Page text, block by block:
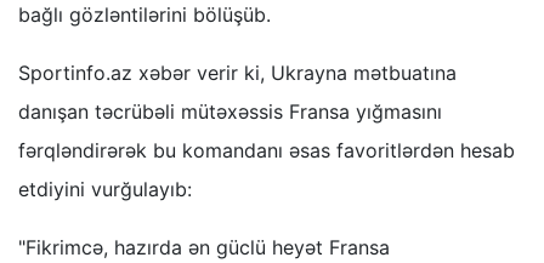
bağlı gözləntilərini bölüşüb.
Sportinfo.az xəbər verir ki, Ukrayna mətbuatına
danışan təcrübəli mütəxəssis Fransa yığmasını
fərqləndirərək bu komandanı əsas favoritlərdən hesab
etdiyini vurğulayıb:
"Fikrimcə, hazırda ən güclü heyət Fransa